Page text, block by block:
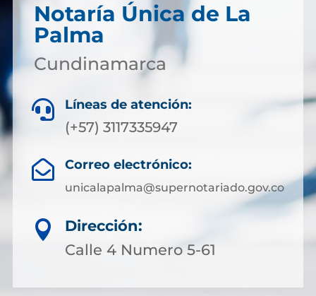
Notaría Única de La
Palma
Cundinamarca
 Líneas de atención:
(+57) 3117335947
 Correo electrónico:
unicalapalma@supernotariado.gov.co

Dirección:
Calle 4 Numero 5-61